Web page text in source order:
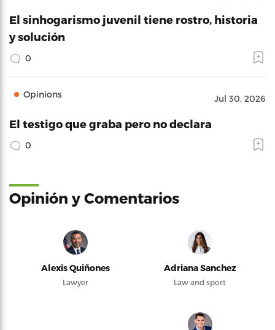
El sinhogarismo juvenil tiene rostro, historia
y solución
0
Opinions Jul 30, 2026
El testigo que graba pero no declara
0
Opinión y Comentarios
Alexis Quiñones
Lawyer
Adriana Sanchez
Law and sport